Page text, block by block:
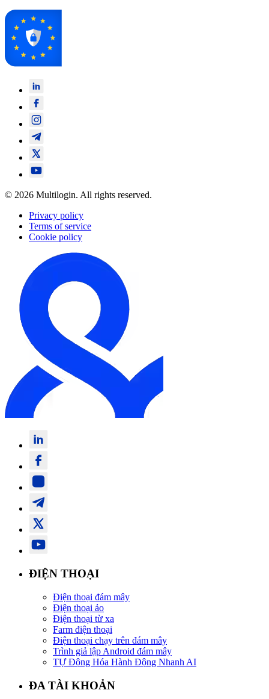
© 2026 Multilogin. All rights reserved.
Privacy policy
Terms of service
Cookie policy
ĐIỆN THOẠI
Điện thoại đám mây
Điện thoại ảo
Điện thoại từ xa
Farm điện thoại
Điện thoại chạy trên đám mây
Trình giả lập Android đám mây
TỰ Động Hóa Hành Động Nhanh AI
ĐA TÀI KHOẢN